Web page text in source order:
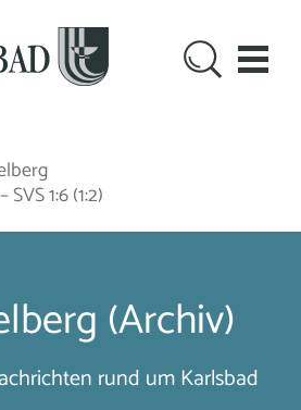
1:6 (1:2)
(Archiv)
rund um Karlsbad